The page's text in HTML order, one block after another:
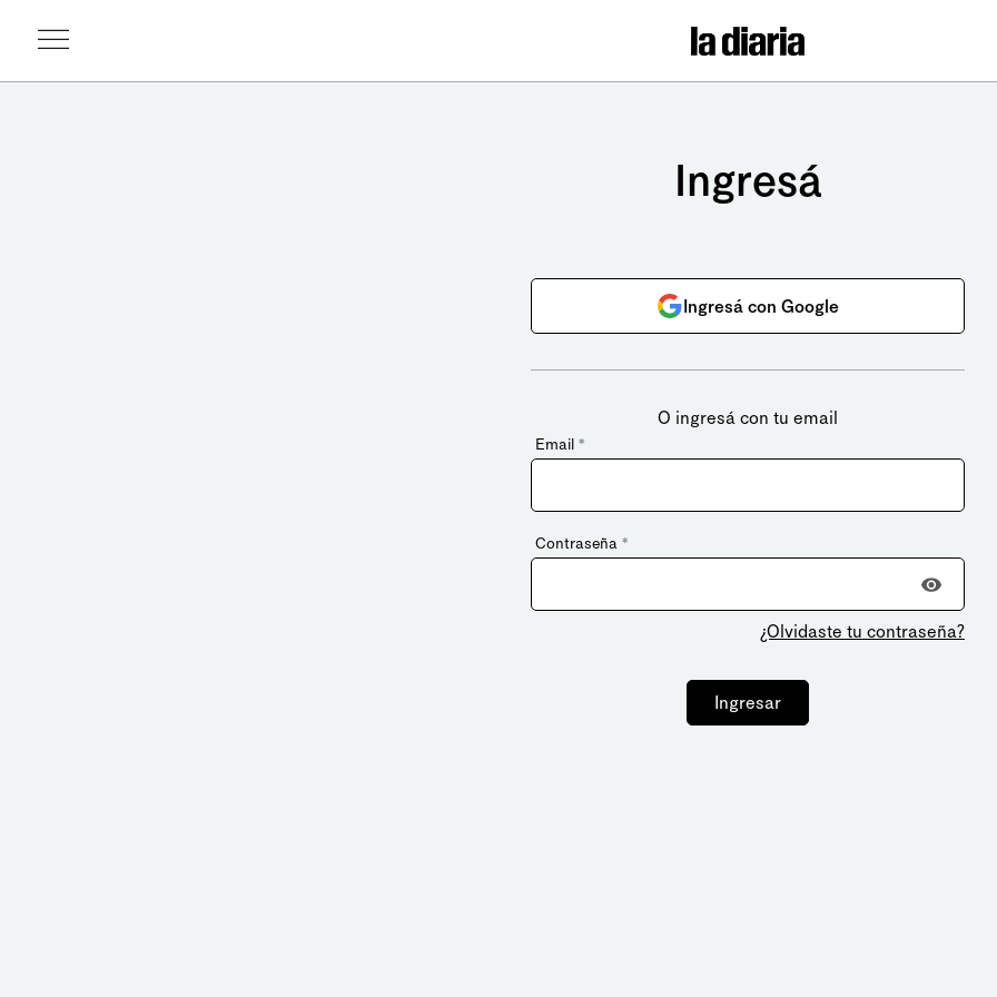
Ingresá
Ingresá con Google
O ingresá con tu email
Email *
Contraseña *
¿Olvidaste tu contraseña?
Ingresar